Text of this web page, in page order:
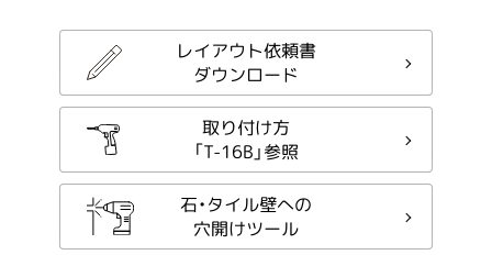
レイアウト依頼書
ダウンロード
取り付け方
「T-16B」参照
石・タイル壁への
穴開けツール